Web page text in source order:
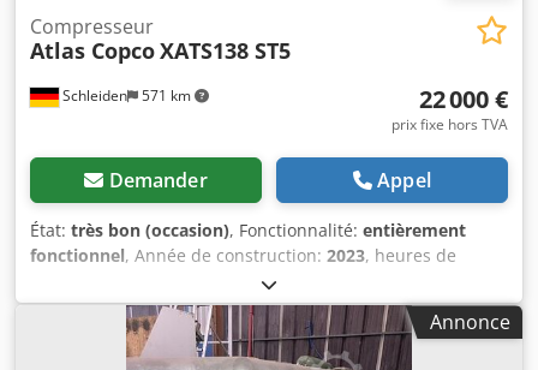
Schleiden 571 km
Compresseur
Atlas CopcoXATS138 ST5
22 000 €
prix fixe hors TVA
Demander Appel
État: très bon (occasion), Fonctionnalité: entièrement
fonctionnel, Année de construction: 2023, heures de
, Niveau d’émissions 5, pression de
fonctionnement 7,0 bars, débit 7,0 m³/min ; pression de
fonctionnement 8,6 bars, débit 6,0 m³/min ; pression de
fonctionnement 10,3 bars, débit 5,0 m³/min. Dkedpjznww
Annonce